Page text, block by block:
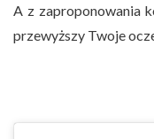
A z zaproponowania
przewyższy Twoje